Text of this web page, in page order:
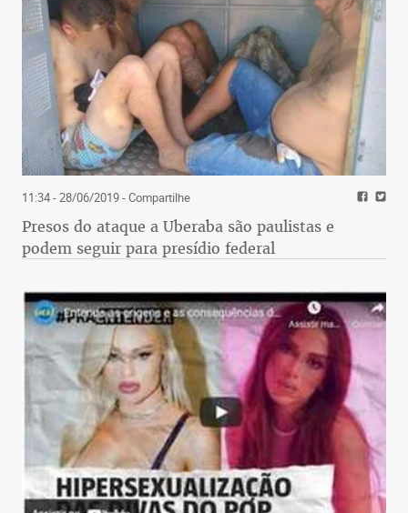
11:34 - 28/06/2019- Compartilhe
Presos do ataque a Uberaba são paulistas e
podem seguir para presídio federal